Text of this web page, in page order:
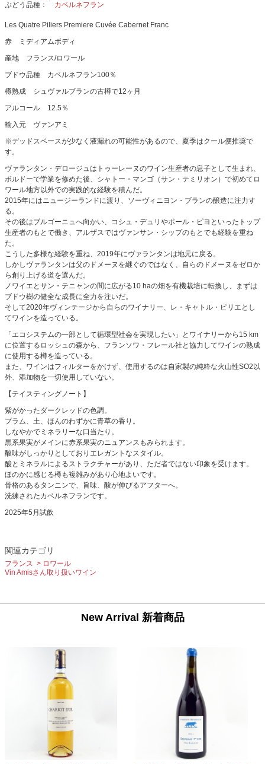
ぶどう品種
カベルネフラン
Les Quatre Piliers Premiere Cuvée Cabernet Franc
赤 ミディアムボディ
産地 フランス/ロワール
ブドウ品種 カベルネフラン100％
樽熟成 シュヴァルブランの古樽で12ヶ月
アルコール 12.5％
輸入元 ヴァンアミ
※デッドスペースが少なく液漏れの可能性があるので、夏季はクール便推奨で
す。
ヴァランタン・デロージュはトゥーレーヌのワイン生産者の息子として生まれ、
ボルドーで学業を修めた後、シャトー・マンゴ（サン・テミリオン）で初めてロ
ワール地方以外での実践的な経験を積んだ。
2015年にはニュージーランドに渡り、ソーヴィニヨン・ブランの醸造に注力す
る。
その後はブルゴーニュへ向かい、コシュ・デュリやポール・ピヨといったトップ
生産者のもとで働き、アルザスではヴァンサン・シップのもとでも経験を重ね
た。
こうした多様な経験を重ね、2019年にヴァランタンは地元に戻る。
しかしヴァランタンは父のドメーヌを継ぐのではなく、自らのドメーヌをゼロか
ら創り上げる道を選んだ。
ノワイエとサン・テニャンの間に広がる10 haの畑を有機栽培に転換し、まずは
ブドウ樹の健全な成長に全力を注いだ。
そして2020年ヴィンテージから自らのワイナリー、レ・キャトル・ピリエとし
てワインを造っている。
「エコシステムの一部として循環型社会を実現したい」とワイナリーから15 km
に位置するロッシュの森から、フランソワ・フレール社と協力してワインの熟成
に使用する樽を造っている。
また、ワインはフィルターをかけず、使用するのは自家製の純粋な火山性SO2以
外、添加物を一切使用していない。
【テイスティングノート】
紫がかったダークレッドの色調。
プラム、土、ほんのわずかに青草の香り。
しなやかでミネラリーな口当たり。
黒系果実がメインに赤系果実のニュアンスもみられます。
酸味がしっかりとしておりエレガントなスタイル。
酸とミネラルによるストラクチャーがあり、ただ者ではない印象を受けます。
ほのかに感じる樽も複雑みがあり心地よいです。
骨格のあるタンニンで、旨味、酸が伸びるアフターへ。
洗練されたカベルネフランです。
2025年5月試飲
関連カテゴリ
フランス
ロワール
Vin Amisさん取り扱いワイン
New Arrival 新着商品